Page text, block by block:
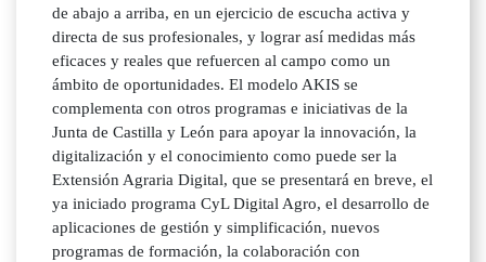
de abajo a arriba, en un ejercicio de escucha activa y
directa de sus profesionales, y lograr así medidas más
eficaces y reales que refuercen al campo como un
ámbito de oportunidades. El modelo AKIS se
complementa con otros programas e iniciativas de la
Junta de Castilla y León para apoyar la innovación, la
digitalización y el conocimiento como puede ser la
Extensión Agraria Digital, que se presentará en breve, el
ya iniciado programa CyL Digital Agro, el desarrollo de
aplicaciones de gestión y simplificación, nuevos
programas de formación, la colaboración con